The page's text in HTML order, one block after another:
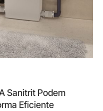
Sanitrit Podem
Eficiente